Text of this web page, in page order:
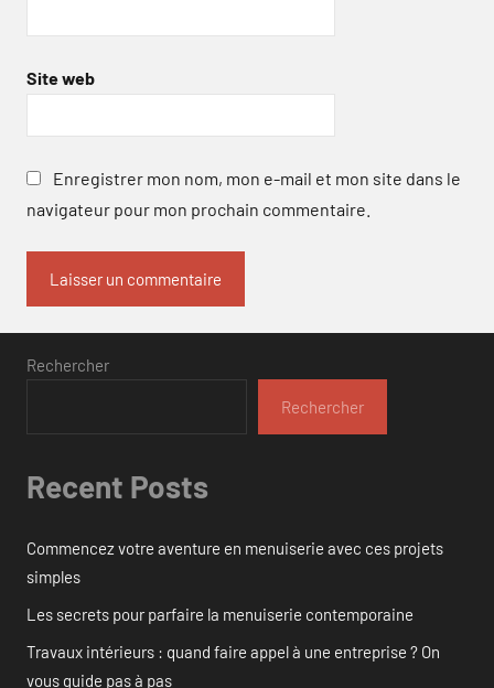
Site web
Enregistrer mon nom, mon e-mail et mon site dans le
navigateur pour mon prochain commentaire.
Rechercher
Rechercher
Recent Posts
Commencez votre aventure en menuiserie avec ces projets
simples
Les secrets pour parfaire la menuiserie contemporaine
Travaux intérieurs : quand faire appel à une entreprise ? On
vous guide pas à pas